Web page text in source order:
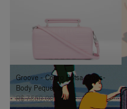
PRESSIONE
PAUSÁ-
LO
FAVOR,
CLIQUE
PARA
ATIVÁ-
Groove - Couro Bolsa Cross-
Body Pequena
R$ 7.550,00